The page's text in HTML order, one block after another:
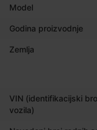
Model
Godina proizvodnje
Zemlja
VIN (identifikacijski
vozila)